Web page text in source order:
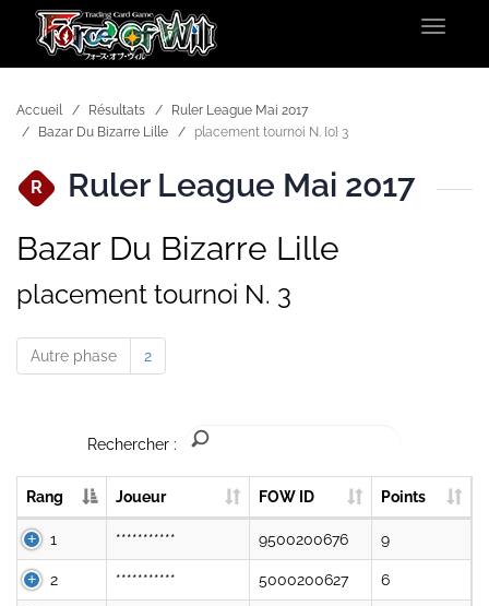
Toggle
Accueil Résultats
Ruler League Mai 2017
Bazar Du Bizarre Lille
placement tournoi N. {0} 3
R
Ruler League Mai 2017
Bazar Du Bizarre Lille
placement tournoi N. 3
Autre phase 2
Rechercher :
Rang Joueur FOW ID Points
1 *********** 9500200676 9
2 *********** 5000200627 6